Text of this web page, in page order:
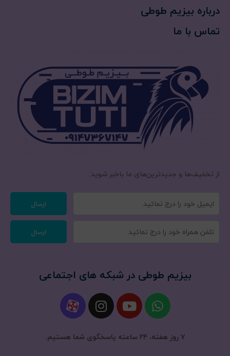
درباره بیزیم طوطی
تماس با ما
از تخفیف‌ها و جدیدترین‌های ما‌ باخبر شوید:
ارسال
ارسال
بیزیم طوطی در شبکه های اجتماعی
۷ روز هفته، ۲۴ ساعته پاسخگوی شما هستیم.